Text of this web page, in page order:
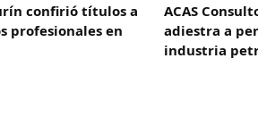
confirió títulos a
profesionales en
ACAS
adiestra a
industria